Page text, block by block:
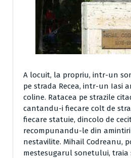
A locuit, la propriu, intr-un
pe strada Recea, intr-un Iasi
coline. Ratacea pe strazile
cantandu-i fiecare colt de
fiecare statuie, dincolo de
recompunandu-le din
nestavilite. Mihail Codreanu,
mestesugarul sonetului, traia